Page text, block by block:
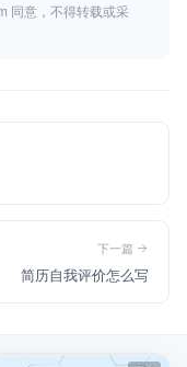
同意，不得转载或采
下一篇
简历自我评价怎么写